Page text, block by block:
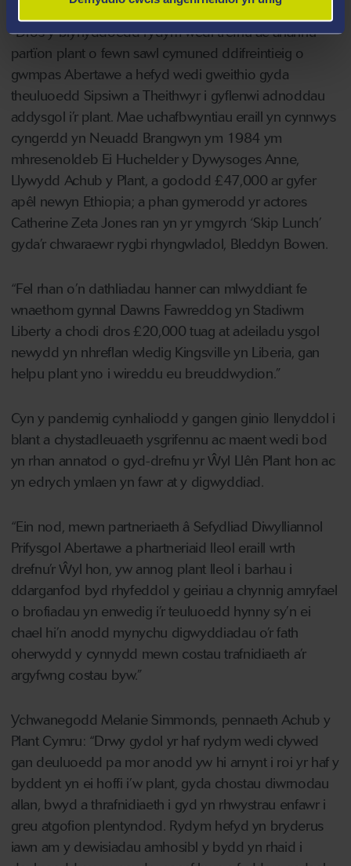
“Dros y blynyddoedd rydym wedi trefnu ac ariannu
partïon plant o fewn sawl cymuned ddifreintieig o
gwmpas Abertawe a hefyd wedi gweithio gyda
theuluoedd Sipsiwn a Theithwyr i gyflenwi adnoddau
addysgol i’r plant. Mae uchafbwyntiau eraill yn cynnwys
cyngerdd yn Neuadd Brangwyn ym 1984 ym
mhresenoldeb Ei Huchelder y Dywysoges Anne,
Llywydd Achub y Plant, a gododd £47,000 ar gyfer
apêl newyn Ethiopia; a phan gymerodd yr actores
Catherine Zeta Jones ran yn yr ymgyrch ‘Skip Lunch’
gyda’r chwaraewr rygbi rhyngwladol, Bleddyn Bowen.
“Fel rhan o’n dathliadau hanner can mlwyddiant fe
wnaethom gynnal Dawns Fawreddog yn Stadiwm
Liberty a chodi dros £20,000 tuag at adeiladu ysgol
newydd yn nhreflan wledig Kingsville yn Liberia, gan
helpu plant yno i wireddu eu breuddwydion.”
Cyn y pandemig cynhaliodd y gangen ginio llenyddol i
blant a chystadleuaeth ysgrifennu ac maent wedi bod
yn rhan annatod o gyd-drefnu yr Ŵyl Llên Plant hon ac
yn edrych ymlaen yn fawr at y digwyddiad.
“Ein nod, mewn partneriaeth â Sefydliad Diwylliannol
Prifysgol Abertawe a phartneriaid lleol eraill wrth
drefnu’r Ŵyl hon, yw annog plant lleol i barhau i
ddarganfod byd rhyfeddol y geiriau a chynnig amryfael
o brofiadau yn enwedig i’r teuluoedd hynny sy’n ei
chael hi’n anodd mynychu digwyddiadau o’r fath
oherwydd y cynnydd mewn costau trafnidiaeth a’r
argyfwng costau byw.”
Ychwanegodd Melanie Simmonds, pennaeth Achub y
Plant Cymru: “Drwy gydol yr haf rydym wedi clywed
gan deuluoedd pa mor anodd yw hi arnynt i roi yr haf y
byddent yn ei hoffi i’w plant, gyda chostau diwrnodau
allan, bwyd a thrafnidiaeth i gyd yn rhwystrau enfawr i
greu atgofion plentyndod. Rydym hefyd yn bryderus
iawn am y dewisiadau amhosibl y bydd yn rhaid i